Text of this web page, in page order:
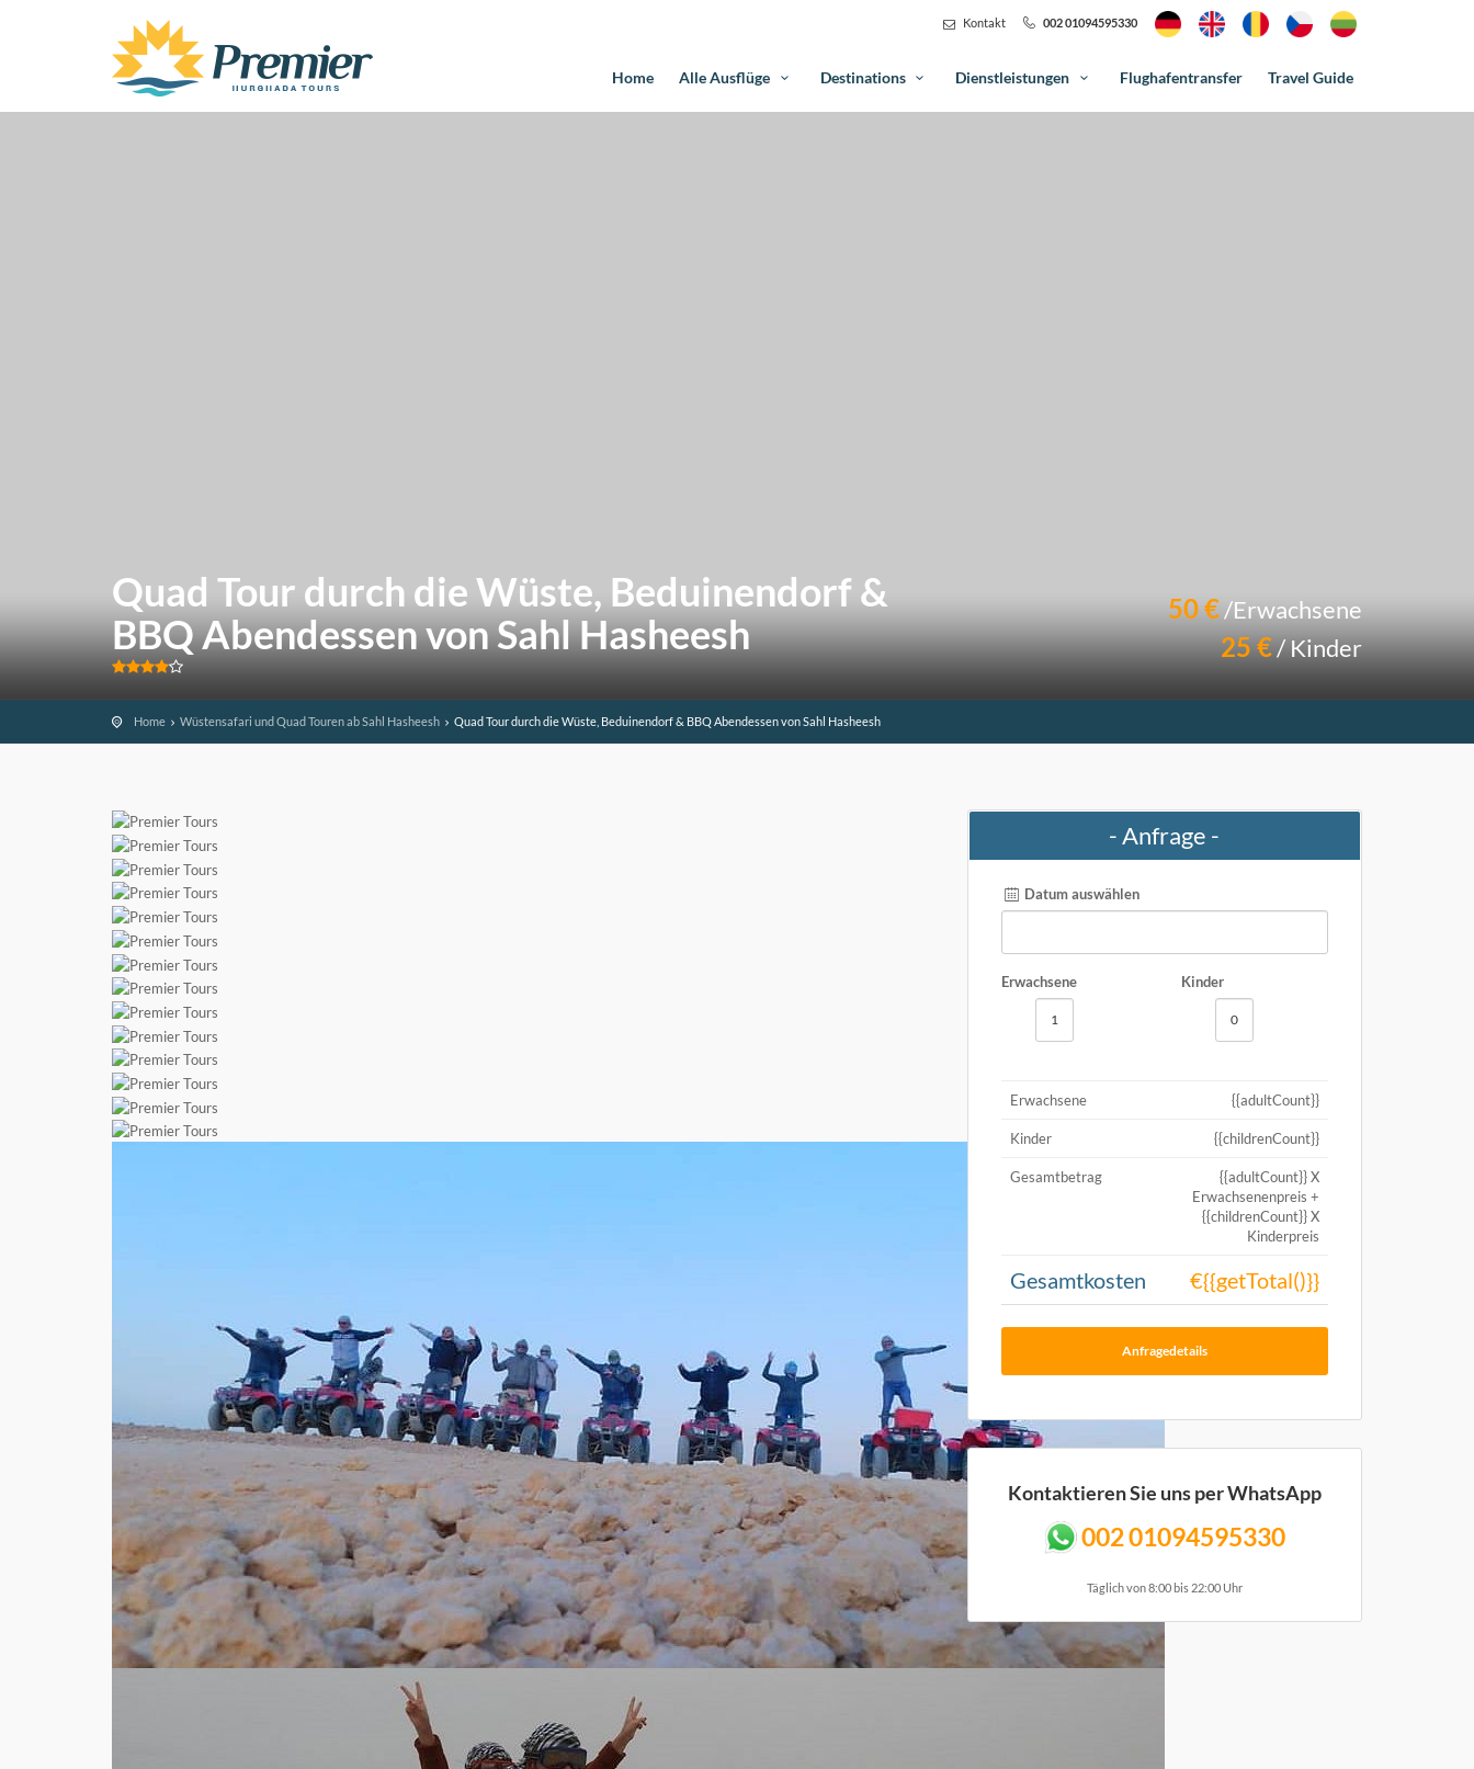
Kontakt 002 01094595330
Home Alle Ausflüge Destinations Dienstleistungen Flughafentransfer Travel Guide
Quad Tour durch die Wüste, Beduinendorf &
BBQ Abendessen von Sahl Hasheesh
50 €/Erwachsene
25 €/ Kinder
Home Wüstensafari und Quad Touren ab Sahl Hasheesh Quad Tour durch die Wüste, Beduinendorf & BBQ Abendessen von Sahl Hasheesh
- Anfrage -
Datum auswählen
Erwachsene Kinder
Erwachsene {{adultCount}}
Kinder {{childrenCount}}
Gesamtbetrag
{{adultCount}} X
Erwachsenenpreis +
{{childrenCount}} X
Kinderpreis
Gesamtkosten €{{getTotal()}}
Anfragedetails
Kontaktieren Sie uns per WhatsApp
002 01094595330
Täglich von 8:00 bis 22:00 Uhr